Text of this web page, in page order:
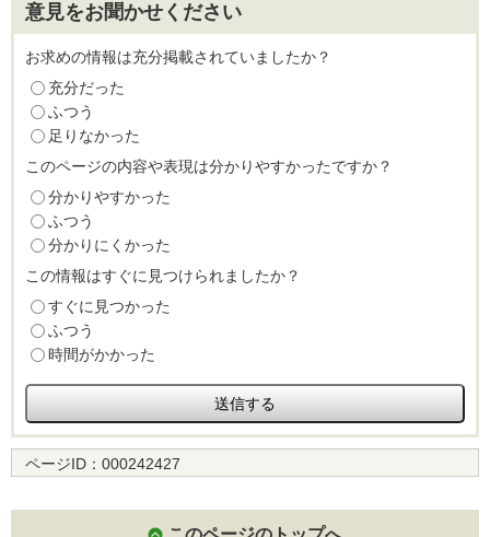
意見をお聞かせください
お求めの情報は充分掲載されていましたか？
充分だった
ふつう
足りなかった
このページの内容や表現は分かりやすかったですか？
分かりやすかった
ふつう
分かりにくかった
この情報はすぐに見つけられましたか？
すぐに見つかった
ふつう
時間がかかった
ページID： 000242427